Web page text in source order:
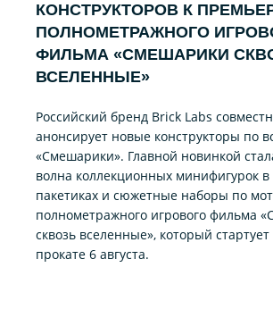
КОНСТРУКТОРОВ К
ПОЛНОМЕТРАЖНОГО
ФИЛЬМА «CМЕШАРИКИ
ВСЕЛЕННЫЕ»
Российский бренд Brick Labs
анонсирует новые конструкторы по
«Смешарики». Главной новинкой
волна коллекционных минифигурок в
пакетиках и сюжетные наборы по
полнометражного игрового фильма
сквозь вселенные», который
прокате 6 августа.